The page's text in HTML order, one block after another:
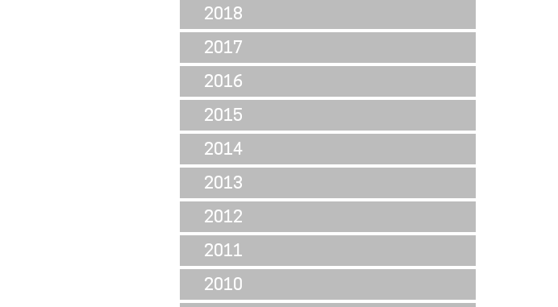
2018
2017
2016
2015
2014
2013
2012
2011
2010